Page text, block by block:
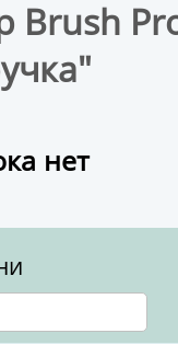
Brush
нет